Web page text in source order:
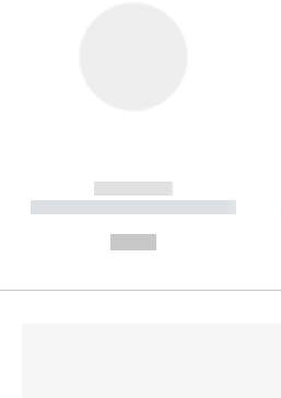
------------
----------- ----------- --------